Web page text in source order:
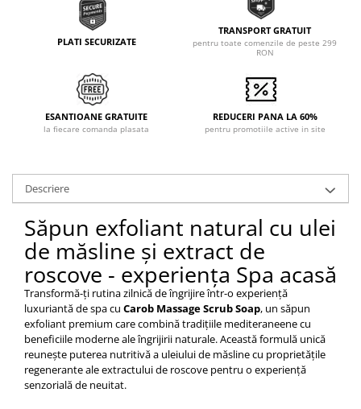
PLATI SECURIZATE
TRANSPORT GRATUIT
pentru toate comenzile de peste 299
RON
ESANTIOANE GRATUITE
la fiecare comanda plasata
REDUCERI PANA LA 60%
pentru promotiile active in site
Descriere
Săpun exfoliant natural cu ulei
de măsline și extract de
roscove - experiența Spa acasă
Transformă-ți rutina zilnică de îngrijire într-o experiență
luxuriantă de spa cu Carob Massage Scrub Soap, un săpun
exfoliant premium care combină tradițiile mediteraneene cu
beneficiile moderne ale îngrijirii naturale. Această formulă unică
reunește puterea nutritivă a uleiului de măsline cu proprietățile
regenerante ale extractului de roscove pentru o experiență
senzorială de neuitat.